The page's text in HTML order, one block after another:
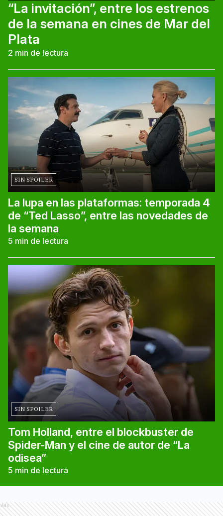
“La invitación”, entre los estrenos
de la semana en cines de Mar del
Plata
2 min de lectura
SIN SPOILER
La lupa en las plataformas: temporada 4
de “Ted Lasso”, entre las novedades de
la semana
5 min de lectura
SIN SPOILER
Tom Holland, entre el blockbuster de
Spider-Man y el cine de autor de “La
odisea”
5 min de lectura
Ads